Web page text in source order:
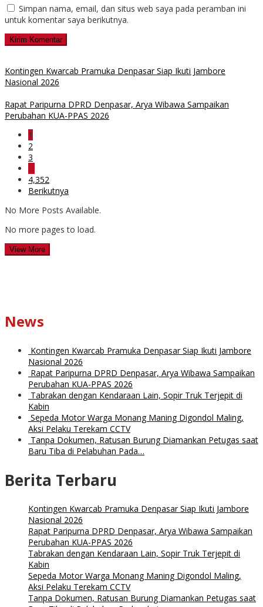
Simpan nama, email, dan situs web saya pada peramban ini
untuk komentar saya berikutnya.
Kontingen Kwarcab Pramuka Denpasar Siap Ikuti Jambore
Nasional 2026
Rapat Paripurna DPRD Denpasar, Arya Wibawa Sampaikan
Perubahan KUA-PPAS 2026
1
2
3
…
4,352
Berikutnya
No More Posts Available.
No more pages to load.
View More
News
Kontingen Kwarcab Pramuka Denpasar Siap Ikuti Jambore
Nasional 2026
Rapat Paripurna DPRD Denpasar, Arya Wibawa Sampaikan
Perubahan KUA-PPAS 2026
Tabrakan dengan Kendaraan Lain, Sopir Truk Terjepit di
Kabin
Sepeda Motor Warga Monang Maning Digondol Maling,
Aksi Pelaku Terekam CCTV
Tanpa Dokumen, Ratusan Burung Diamankan Petugas saat
Baru Tiba di Pelabuhan Pada…
Berita Terbaru
Kontingen Kwarcab Pramuka Denpasar Siap Ikuti Jambore
Nasional 2026
Rapat Paripurna DPRD Denpasar, Arya Wibawa Sampaikan
Perubahan KUA-PPAS 2026
Tabrakan dengan Kendaraan Lain, Sopir Truk Terjepit di
Kabin
Sepeda Motor Warga Monang Maning Digondol Maling,
Aksi Pelaku Terekam CCTV
Tanpa Dokumen, Ratusan Burung Diamankan Petugas saat